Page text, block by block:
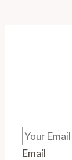
Email